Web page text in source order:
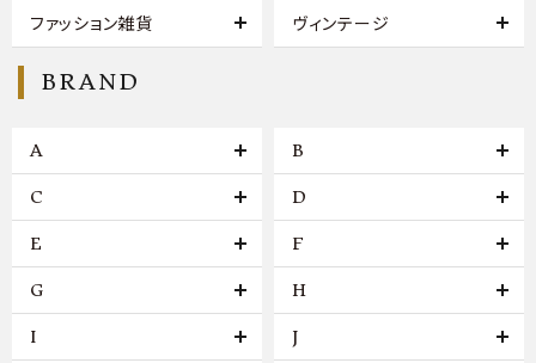
ファッション雑貨 ヴィンテージ
BRAND
A B
C D
E F
G H
I J